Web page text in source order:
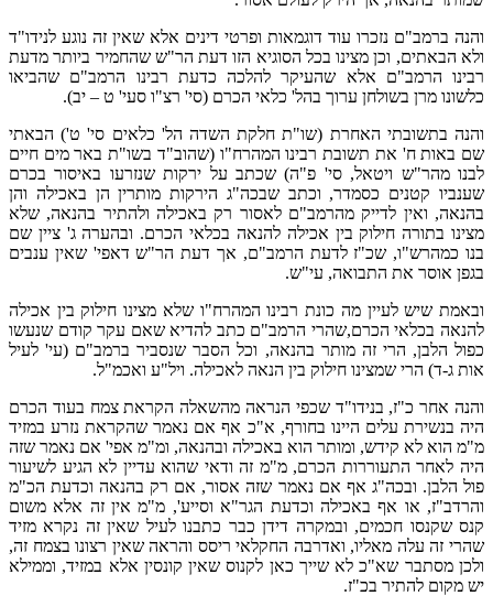
והנה ברמב"ם נזכרו עוד דוגמאות ופרטי דינים אלא שאין זה נוגע לנידו"ד
ולא הבאתים, וכן מצינו בכל הסוגיא הזו דעת הר"ש שהחמיר ביותר מדעת
רבינו הרמב"ם אלא שהעיקר להלכה כדעת רבינו הרמב"ם שהביאו
כלשונו מרן בשולחן ערוך בהל' כלאי הכרם (סי' רצ"ו סעי' ט – יב).
והנה בתשובתי האחרת (שו"ת חלקת השדה הל' כלאים סי' ט') הבאתי
שם באות ח' את תשובת רבינו המהרח"ו (שהוב"ד בשו"ת באר מים חיים
לבנו מהר"ש ויטאל, סי' פ"ה) שכתב על ירקות שנזרעו באיסור בכרם
שענביו קטנים כסמדר, וכתב שבכה"ג הירקות מותרין הן באכילה והן
בהנאה, ואין לדייק מהרמב"ם לאסור רק באכילה ולהתיר בהנאה, שלא
מצינו בתורה חילוק בין אכילה להנאה בכלאי הכרם. ובהערה ג' ציין שם
בנו כמהרש"ו, שכ"ז לדעת הרמב"ם, אך דעת הר"ש דאפי' שאין ענבים
בגפן אוסר את התבואה, עי"ש.
ובאמת שיש לעיין מה כונת רבינו המהרח"ו שלא מצינו חילוק בין אכילה
להנאה בכלאי הכרם,שהרי הרמב"ם כתב להדיא שאם עקר קודם שנעשו
כפול הלבן, הרי זה מותר בהנאה, וכל הסבר שנסביר ברמב"ם (עי' לעיל
אות ג-ד) הרי שמצינו חילוק בין הנאה לאכילה. ויל"ע ואכמ"ל.
והנה אחר כ"ז, בנידו"ד שכפי הנראה מהשאלה הקראת צמח בעוד הכרם
היה בנשירת עלים היינו בחורף, א"כ אף אם נאמר שהקראת נזרע במזיד
מ"מ הוא לא קידש, ומותר הוא באכילה ובהנאה, ומ"מ אפי' אם נאמר שזה
היה לאחר התעוררות הכרם, מ"מ זה ודאי שהוא עדיין לא הגיע לשיעור
פול הלבן. ובכה"ג אף אם נאמר שזה אסור, אם רק בהנאה וכדעת הכ"מ
והרדב"ז, או אף באכילה וכדעת הגר"א וסייע', מ"מ אין זה אלא משום
קנס שקנסו חכמים, ובמקרה דידן כבר כתבנו לעיל שאין זה נקרא מזיד
שהרי זה עלה מאליו, ואדרבה החקלאי ריסס והראה שאין רצונו בצמח זה,
ולכן מסתבר שא"כ לא שייך כאן לקנוס שאין קונסין אלא במזיד, וממילא
יש מקום להתיר בכ"ז.